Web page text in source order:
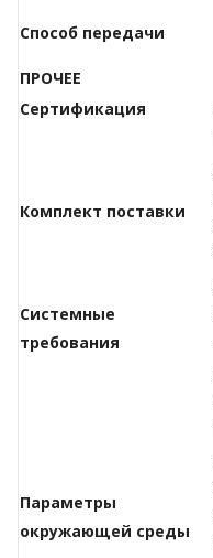
Способ передачи
ПРОЧЕЕ
Сертификация
Комплект поставки
Системные
требования
Параметры
окружающей среды